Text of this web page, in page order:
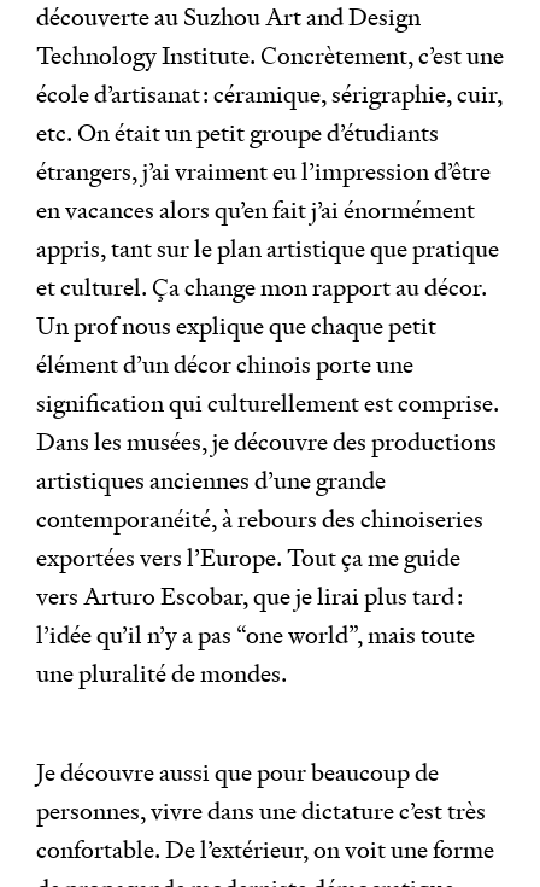
découverte au Suzhou Art and Design
Technology Institute. Concrètement, c’est une
école d’artisanat : céramique, sérigraphie, cuir,
etc. On était un petit groupe d’étudiants
étrangers, j’ai vraiment eu l’impression d’être
en vacances alors qu’en fait j’ai énormément
appris, tant sur le plan artistique que pratique
et culturel. Ça change mon rapport au décor.
Un prof nous explique que chaque petit
élément d’un décor chinois porte une
signification qui culturellement est comprise.
Dans les musées, je découvre des productions
artistiques anciennes d’une grande
contemporanéité, à rebours des chinoiseries
exportées vers l’Europe. Tout ça me guide
vers Arturo Escobar, que je lirai plus tard :
l’idée qu’il n’y a pas “one world”, mais toute
une pluralité de mondes.
Je découvre aussi que pour beaucoup de
personnes, vivre dans une dictature c’est très
confortable. De l’extérieur, on voit une forme